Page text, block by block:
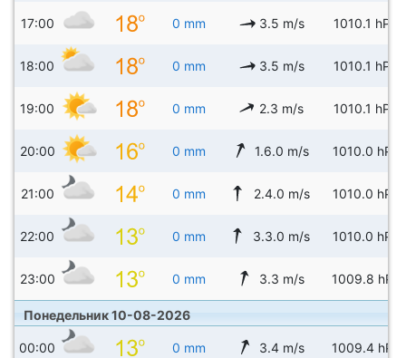
17:00 0 mm 3.5 m/s 1010.1 hPa
18:00 0 mm 3.5 m/s 1010.1 hPa
19:00 0 mm 2.3 m/s 1010.1 hPa
20:00 0 mm 1.6.0 m/s 1010.0 hPa
21:00 0 mm 2.4.0 m/s 1010.0 hPa
22:00 0 mm 3.3.0 m/s 1010.0 hPa
23:00 0 mm 3.3 m/s 1009.8 hPa
Понедельник 10-08-2026
00:00 0 mm 3.4 m/s 1009.4 hPa